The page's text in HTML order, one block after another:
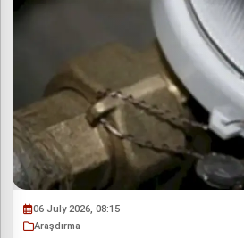
06 July 2026, 08:15
Araşdırma